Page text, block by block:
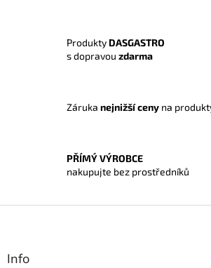
p
v
s
u
Produkty DASGASTRO
s dopravou zdarma
Záruka nejnižší ceny na
PŘÍMÝ VÝROBCE
nakupujte bez prostředníků
Info